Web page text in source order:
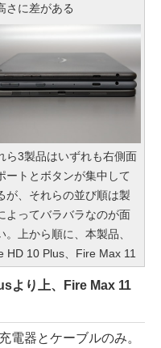
さに差がある
ら3製品はいずれも右側面
ートとボタンが集中して
が、それらの並び順は製
よってバラバラなのが面
。上から順に、本製品、
HD 10 Plus、Fire Max 11
より上、Fire Max 11
器とケーブルのみ。